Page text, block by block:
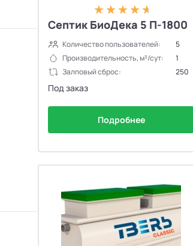
Септик БиоДека 5 П-1800
Количество пользователей:
5
Производительность, м³/сут:
1
Залповый сброс:
250
Под заказ
Подробнее